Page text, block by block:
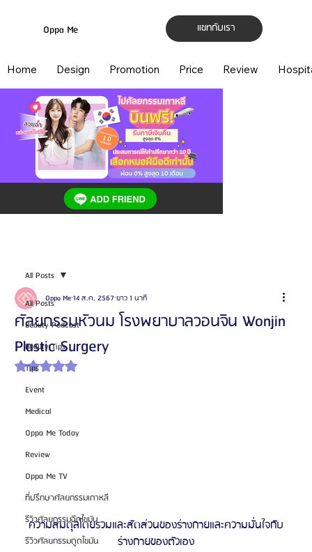
แชทกับเรา
Oppa Me
Home Design Promotion Price Review
All Posts
Beauty Podcast
Beauty Tips
Tips
Event
Medical
Oppa Me Today
Review
Oppa Me TV
ที่ปรึกษาศัลยกรรมเกาหลี
รีวิวศัลยกรรมฉีดไขมัน
รีวิวศัลยกรรมดูดไขมัน
All Posts
ศัลยกรรมหัวนม โรงพยาบาลวอนจิน Wonjin
Plastic Surgery
Oppa Me14 ส.ค. 2567 ยาว 1 นาที
ได้รับ NaN เต็ม 5 ดาว
ความสมดุลโดยรวมและสัดส่วนของร่างกายและความมั่นใจกับ
ร่างกายของตัวเอง